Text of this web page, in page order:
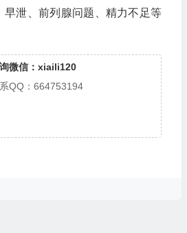
早泄、前列腺问题、精力不足等
微信：xiaili120
QQ：664753194